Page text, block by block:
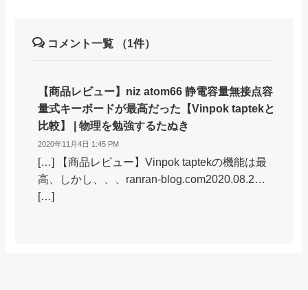
コメント一覧 （1件）
【商品レビュー】niz atom66 静電容量無接点容
量式キーボードが最高だった【Vinpok taptekと
比較】 | 物理を勉強するたぬき
2020年11月4日 1:45 PM
[…] 【商品レビュー】Vinpok taptekの機能は最
高、しかし、、、ranran-blog.com2020.08.2…
[…]